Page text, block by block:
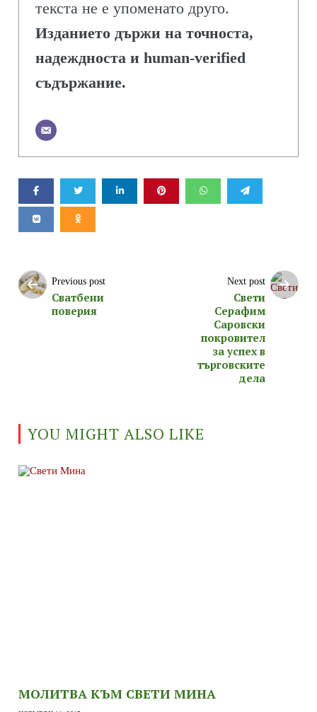
текста не е упоменато друго.
Изданието държи на точноста,
надеждноста и human-verified
съдържание.
Previous post
Сватбени
поверия
Next post
Свети
Серафим
Саровски
покровител
за успех в
търговските
дела
YOU MIGHT ALSO LIKE
МОЛИТВА КЪМ СВЕТИ МИНА